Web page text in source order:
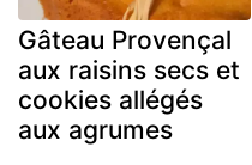
Gâteau Provençal
aux raisins secs et
cookies allégés
aux agrumes